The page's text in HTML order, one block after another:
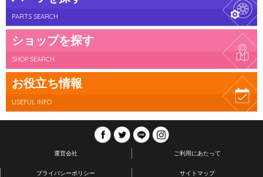
PARTS SEARCH
ショップを探す
SHOP SEARCH
お役立ち情報
USEFUL INFO
運営会社 ご利用にあたって
プライバシーポリシー サイトマップ